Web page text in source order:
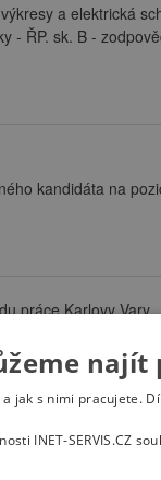
a elektrická
- ŘP. sk. B -
kandidáta na
práce Karlovy Vary
« 1
najít
jak s nimi pracujete.
INET-SERVIS.CZ